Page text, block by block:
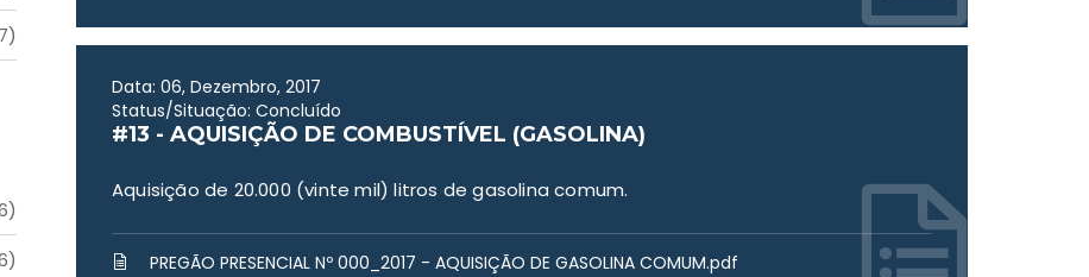
Data: 06, Dezembro, 2017
Status/Situação: Concluído
#13 - AQUISIÇÃO DE COMBUSTÍVEL (GASOLINA)
Aquisição de 20.000 (vinte mil) litros de gasolina comum.
PREGÃO PRESENCIAL Nº 000_2017 - AQUISIÇÃO DE GASOLINA COMUM.pdf